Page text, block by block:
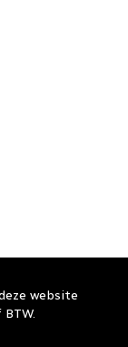
website